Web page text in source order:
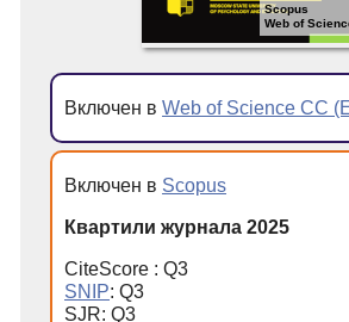
Scopus
Web of
Включен в Web of Science CC
Включен в Scopus
Квартили журнала 2025
CiteScore : Q3
SNIP: Q3
SJR: Q3